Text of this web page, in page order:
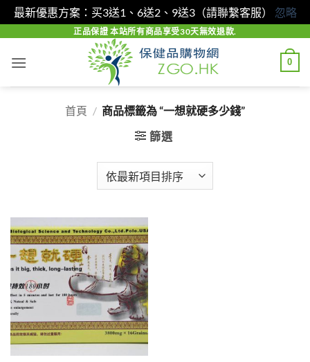
最新優惠方案：买3送1、6送2、9送3（請聯繫客服） 忽略
content
正品保證 本站所有商品享受30天無效退款.
0
首頁 / 商品標籤為 “一想就硬多少錢”
篩選